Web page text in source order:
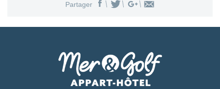
Partager